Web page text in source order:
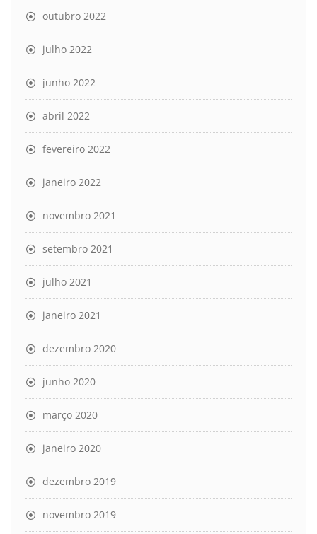
outubro 2022
julho 2022
junho 2022
abril 2022
fevereiro 2022
janeiro 2022
novembro 2021
setembro 2021
julho 2021
janeiro 2021
dezembro 2020
junho 2020
março 2020
janeiro 2020
dezembro 2019
novembro 2019